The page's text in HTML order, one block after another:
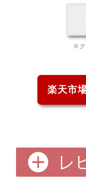
※ク
楽天市